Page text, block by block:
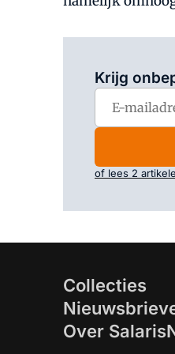
Krijg
of lees 2
Collecties
Over